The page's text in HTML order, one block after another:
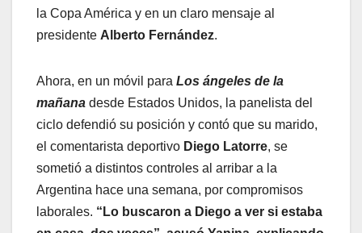
la Copa América y en un claro mensaje al
presidente Alberto Fernández.
Ahora, en un móvil para Los ángeles de la
mañana desde Estados Unidos, la panelista del
ciclo defendió su posición y contó que su marido,
el comentarista deportivo Diego Latorre, se
sometió a distintos controles al arribar a la
Argentina hace una semana, por compromisos
laborales. “Lo buscaron a Diego a ver si estaba